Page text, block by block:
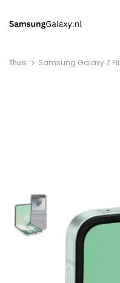
Thuis Samsung Galaxy Z